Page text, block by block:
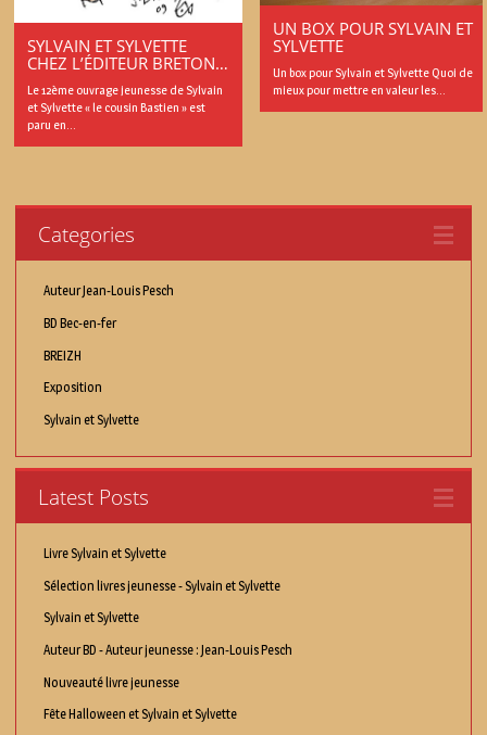
UN BOX POUR SYLVAIN ET
SYLVETTE
Un box pour Sylvain et Sylvette Quoi de
mieux pour mettre en valeur les...
SYLVAIN ET SYLVETTE
CHEZ L’ÉDITEUR BRETON…
Le 12ème ouvrage jeunesse de Sylvain
et Sylvette « le cousin Bastien » est
paru en...
Categories
Auteur Jean-Louis Pesch
BD Bec-en-fer
BREIZH
Exposition
Sylvain et Sylvette
Latest Posts
Livre Sylvain et Sylvette
Sélection livres jeunesse - Sylvain et Sylvette
Sylvain et Sylvette
Auteur BD - Auteur jeunesse : Jean-Louis Pesch
Nouveauté livre jeunesse
Fête Halloween et Sylvain et Sylvette